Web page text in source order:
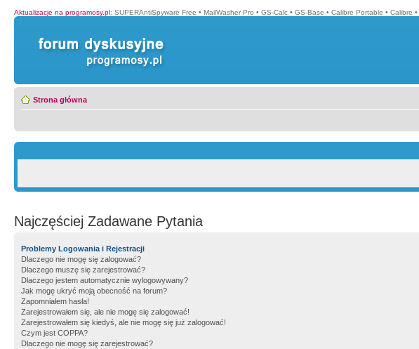
Aktualizacje na programosy.pl: SUPERAntiSpyware Free • MailWasher Pro • GS-Calc • GS-Base • Calibre Portable • Calibre •
Strona główna
Najczęściej Zadawane Pytania
Problemy Logowania i Rejestracji
Dlaczego nie mogę się zalogować?
Dlaczego muszę się zarejestrować?
Dlaczego jestem automatycznie wylogowywany?
Jak mogę ukryć moją obecność na forum?
Zapomniałem hasła!
Zarejestrowałem się, ale nie mogę się zalogować!
Zarejestrowałem się kiedyś, ale nie mogę się już zalogować!
Czym jest COPPA?
Dlaczego nie mogę się zarejestrować?